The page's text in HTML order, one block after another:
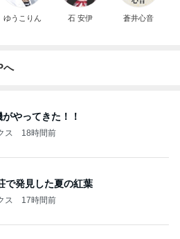
ゆうこりん 石 安伊 蒼井心音
へ
やってきた！！
ス 18時間前
で発見した夏の紅葉
ス 17時間前